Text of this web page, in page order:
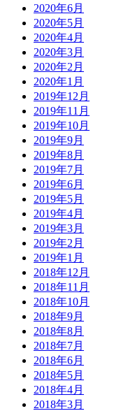
2020年6月
2020年5月
2020年4月
2020年3月
2020年2月
2020年1月
2019年12月
2019年11月
2019年10月
2019年9月
2019年8月
2019年7月
2019年6月
2019年5月
2019年4月
2019年3月
2019年2月
2019年1月
2018年12月
2018年11月
2018年10月
2018年9月
2018年8月
2018年7月
2018年6月
2018年5月
2018年4月
2018年3月